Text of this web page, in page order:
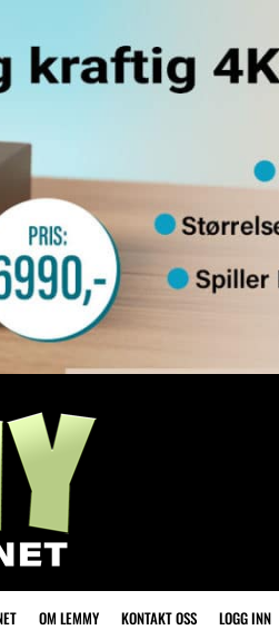
OM LEMMY KONTAKT OSS LOGG INN